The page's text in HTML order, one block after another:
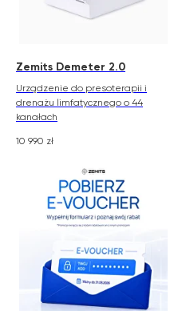
Zemits Demeter 2.0
Urządzenie do presoterapii i
drenażu limfatycznego o 44
kanałach
10 990 zł